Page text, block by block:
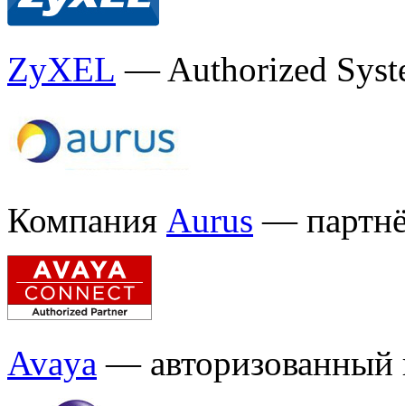
ZyXEL — Authorized
Компания Aurus —
Avaya — авторизованный